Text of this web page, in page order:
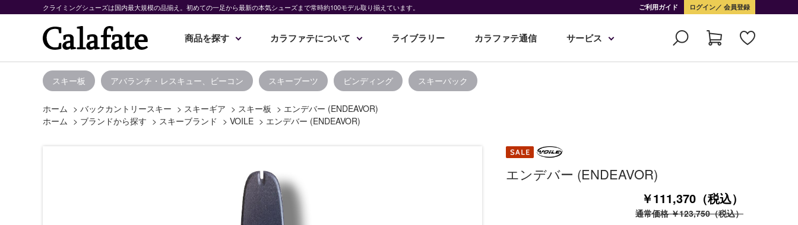
クライミングシューズは国内最大規模の品揃え。初めての一足から最新の本気シューズまで常時約100モデル取り揃えています。 ご利用ガイド ログイン 会員登録
商品を探す カラファテについて ライブラリー カラファテ通信 サービス
スキー板 アバランチ・レスキュー、ビーコン スキーブーツ ビンディング スキーパック
ホーム > バックカントリースキー > スキーギア > スキー板 > エンデバー (ENDEAVOR)
ホーム > ブランドから探す > スキーブランド > VOILE > エンデバー (ENDEAVOR)
エンデバー (ENDEAVOR)
￥111,370（税込）
通常価格 ￥123,750（税込）